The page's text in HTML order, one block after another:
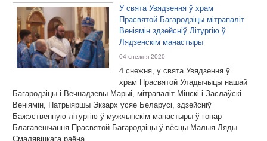
У свята Увядзення ў храм
Прасвятой Багародзіцы мітрапаліт
Веніямін здзейсніў Літургію ў
Лядзенскім манастыры
04 снежня 2020
4 снежня, у свята Увядзення ў
храм Прасвятой Уладычыцы нашай
Багародзіцы і Вечнадзевы Марыі, мітрапаліт Мінскі і Заслаўскі
Веніямін, Патрыяршы Экзарх усяе Беларусі, здзейсніў
Бажэственную літургію ў мужчынскім манастыры ў гонар
Благавешчання Прасвятой Багародзіцы ў вёсцы Малыя Ляды
Смалявіцкага раёна.